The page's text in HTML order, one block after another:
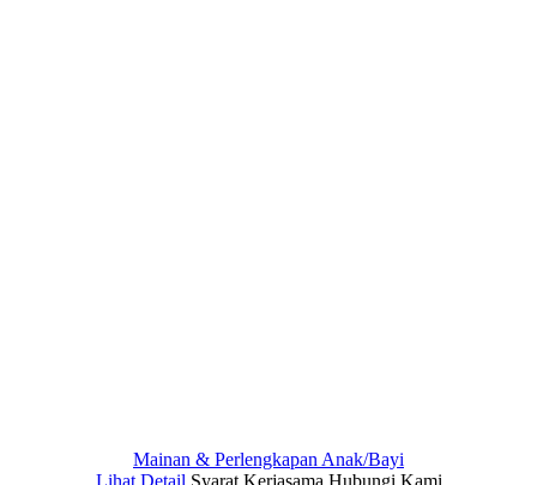
Mainan & Perlengkapan Anak/Bayi
Lihat Detail Syarat Kerjasama Hubungi Kami